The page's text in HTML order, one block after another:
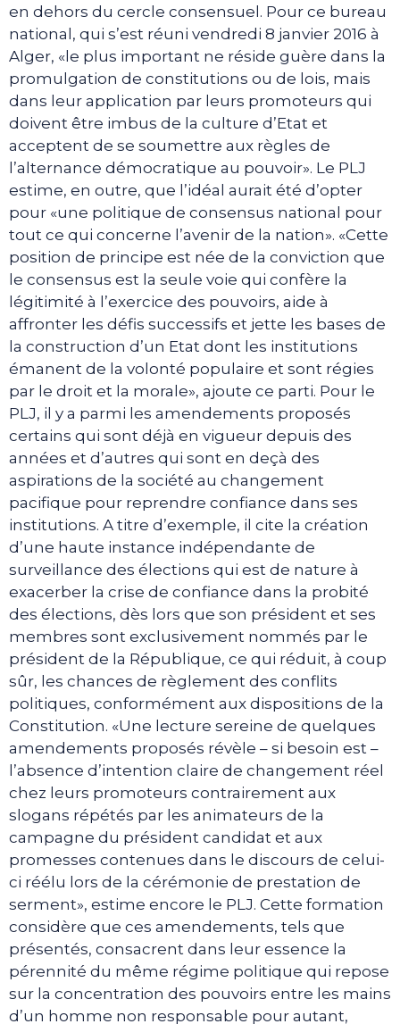
en dehors du cercle consensuel. Pour ce bureau
national, qui s’est réuni vendredi 8 janvier 2016 à
Alger, «le plus important ne réside guère dans la
promulgation de constitutions ou de lois, mais
dans leur application par leurs promoteurs qui
doivent être imbus de la culture d’Etat et
acceptent de se soumettre aux règles de
l’alternance démocratique au pouvoir». Le PLJ
estime, en outre, que l’idéal aurait été d’opter
pour «une politique de consensus national pour
tout ce qui concerne l’avenir de la nation». «Cette
position de principe est née de la conviction que
le consensus est la seule voie qui confère la
légitimité à l’exercice des pouvoirs, aide à
affronter les défis successifs et jette les bases de
la construction d’un Etat dont les institutions
émanent de la volonté populaire et sont régies
par le droit et la morale», ajoute ce parti. Pour le
PLJ, il y a parmi les amendements proposés
certains qui sont déjà en vigueur depuis des
années et d’autres qui sont en deçà des
aspirations de la société au changement
pacifique pour reprendre confiance dans ses
institutions. A titre d’exemple, il cite la création
d’une haute instance indépendante de
surveillance des élections qui est de nature à
exacerber la crise de confiance dans la probité
des élections, dès lors que son président et ses
membres sont exclusivement nommés par le
président de la République, ce qui réduit, à coup
sûr, les chances de règlement des conflits
politiques, conformément aux dispositions de la
Constitution. «Une lecture sereine de quelques
amendements proposés révèle – si besoin est –
l’absence d’intention claire de changement réel
chez leurs promoteurs contrairement aux
slogans répétés par les animateurs de la
campagne du président candidat et aux
promesses contenues dans le discours de celui-
ci réélu lors de la cérémonie de prestation de
serment», estime encore le PLJ. Cette formation
considère que ces amendements, tels que
présentés, consacrent dans leur essence la
pérennité du même régime politique qui repose
sur la concentration des pouvoirs entre les mains
d’un homme non responsable pour autant,